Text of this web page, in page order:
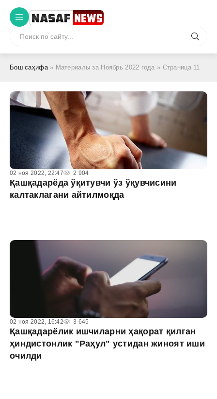
Бош саҳифа» Материалы за Ноябрь 2022 года » Страница 11
02 ноя 2022, 22:47 2 904
Қашқадарёда ўқитувчи ўз ўқувчисини
калтаклагани айтилмоқда
02 ноя 2022, 16:42 3 645
Қашқадарёлик ишчиларни ҳақорат қилган
ҳиндистонлик "Раҳул" устидан жиноят иши
очилди